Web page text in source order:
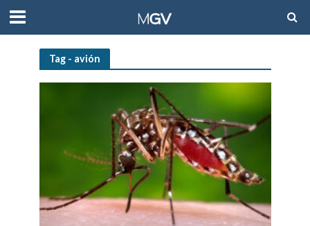
Tag - avión